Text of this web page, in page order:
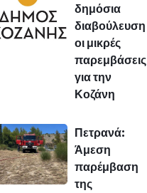
δημόσια
διαβούλευση
οι μικρές
παρεμβάσεις
για την
Κοζάνη
Πετρανά:
Άμεση
παρέμβαση
της